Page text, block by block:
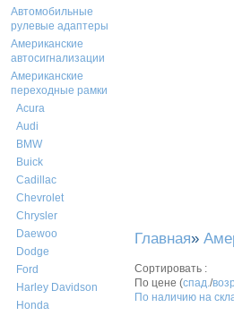
Автомобильные
рулевые адаптеры
Американские
автосигнализации
Американские
переходные рамки
Acura
Audi
BMW
Buick
Cadillac
Chevrolet
Chrysler
Daewoo
Dodge
Ford
Harley Davidson
Honda
Главная»
Сортировать :
По цене (спад./
По наличию на